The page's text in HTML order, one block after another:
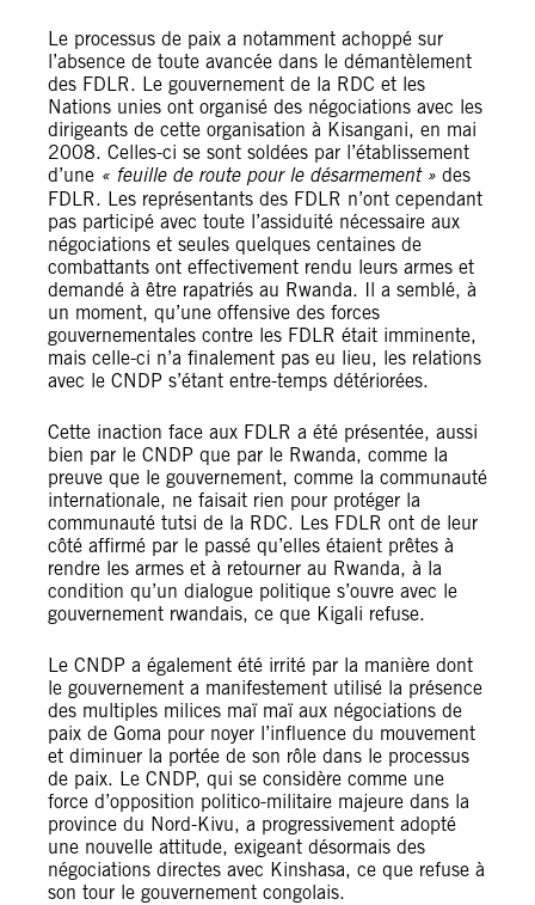
Le processus de paix a notamment achoppé sur
l’absence de toute avancée dans le démantèlement
des FDLR. Le gouvernement de la RDC et les
Nations unies ont organisé des négociations avec les
dirigeants de cette organisation à Kisangani, en mai
2008. Celles-ci se sont soldées par l’établissement
d’une « feuille de route pour le désarmement » des
FDLR. Les représentants des FDLR n’ont cependant
pas participé avec toute l’assiduité nécessaire aux
négociations et seules quelques centaines de
combattants ont effectivement rendu leurs armes et
demandé à être rapatriés au Rwanda. Il a semblé, à
un moment, qu’une offensive des forces
gouvernementales contre les FDLR était imminente,
mais celle-ci n’a finalement pas eu lieu, les relations
avec le CNDP s’étant entre-temps détériorées.
Cette inaction face aux FDLR a été présentée, aussi
bien par le CNDP que par le Rwanda, comme la
preuve que le gouvernement, comme la communauté
internationale, ne faisait rien pour protéger la
communauté tutsi de la RDC. Les FDLR ont de leur
côté affirmé par le passé qu’elles étaient prêtes à
rendre les armes et à retourner au Rwanda, à la
condition qu’un dialogue politique s’ouvre avec le
gouvernement rwandais, ce que Kigali refuse.
Le CNDP a également été irrité par la manière dont
le gouvernement a manifestement utilisé la présence
des multiples milices maï maï aux négociations de
paix de Goma pour noyer l’influence du mouvement
et diminuer la portée de son rôle dans le processus
de paix. Le CNDP, qui se considère comme une
force d’opposition politico-militaire majeure dans la
province du Nord-Kivu, a progressivement adopté
une nouvelle attitude, exigeant désormais des
négociations directes avec Kinshasa, ce que refuse à
son tour le gouvernement congolais.